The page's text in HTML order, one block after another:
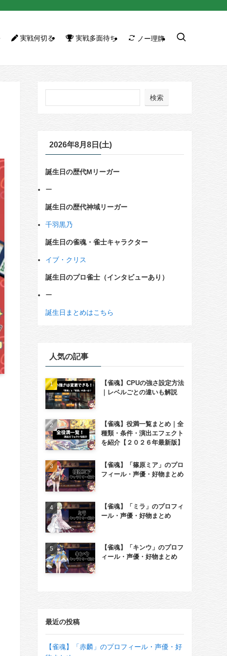
実戦何切る 実戦多面待ち ノー理牌
検索
2026年8月8日(土)
誕生日の歴代Mリーガー
ー
誕生日の歴代神域リーガー
千羽黒乃
誕生日の雀魂・雀士キャラクター
イブ・クリス
誕生日のプロ雀士（インタビューあり）
ー
誕生日まとめはこちら
人気の記事
【雀魂】CPUの強さ設定方法
｜レベルごとの違いも解説
【雀魂】役満一覧まとめ｜全
種類・条件・演出エフェクト
を紹介【２０２６年最新版】
【雀魂】「篠原ミア」のプロ
フィール・声優・好物まとめ
【雀魂】「ミラ」のプロフィ
ール・声優・好物まとめ
【雀魂】「キンウ」のプロフ
ィール・声優・好物まとめ
最近の投稿
【雀魂】「赤麟」のプロフィール・声優・好